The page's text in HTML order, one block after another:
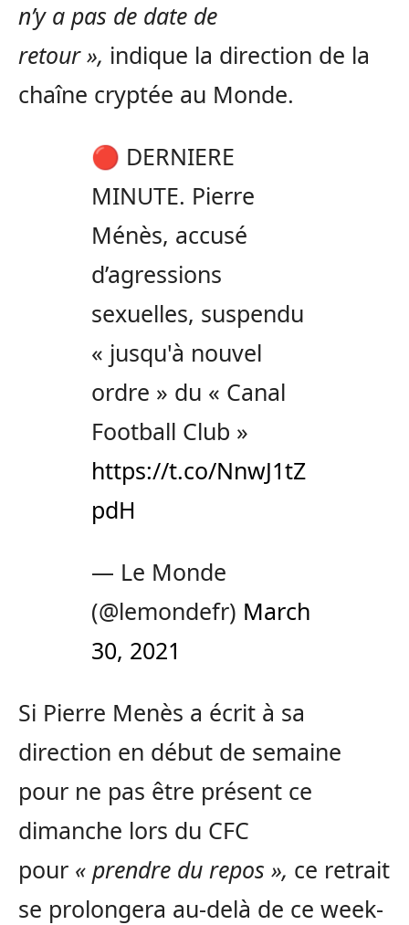
n’y a pas de date de
retour », indique la direction de la
chaîne cryptée au Monde.
🔴 DERNIERE
MINUTE. Pierre
Ménès, accusé
d’agressions
sexuelles, suspendu
« jusqu'à nouvel
ordre » du « Canal
Football Club »
https://t.co/NnwJ1tZ
pdH
— Le Monde
(@lemondefr) March
30, 2021
Si Pierre Menès a écrit à sa
direction en début de semaine
pour ne pas être présent ce
dimanche lors du CFC
pour « prendre du repos », ce retrait
se prolongera au-delà de ce week-